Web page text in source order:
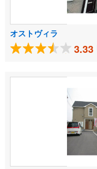
オストヴィラ
3.33